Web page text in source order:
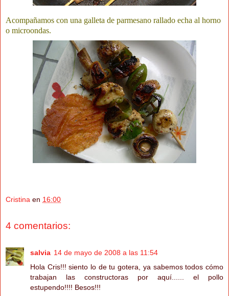
Acompañamos con una galleta de parmesano rallado echa al horno
o microondas.
Cristina en 16:00
4 comentarios:
salvia 14 de mayo de 2008 a las 11:54
Hola Cris!!! siento lo de tu gotera, ya sabemos todos cómo
trabajan las constructoras por aquí...... el pollo
estupendo!!!! Besos!!!